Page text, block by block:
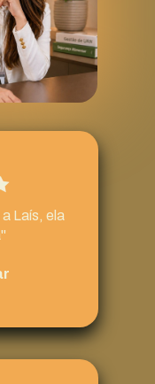
Laís, ela